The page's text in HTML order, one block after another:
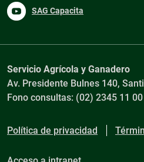
SAG Capacita
Servicio Agrícola y Ganadero
Av. Presidente Bulnes 140,
Fono consultas: (02) 2345 11 00
Política de privacidad